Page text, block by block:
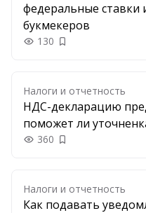
федеральные ставки
букмекеров
130 Добавить в
Налоги и отчетность
НДС-декларацию
поможет ли
360 Добавить в
Налоги и отчетность
Как подавать